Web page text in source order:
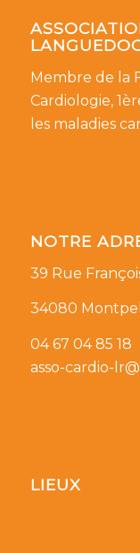
Membre de la
Cardiologie,
les maladies
NOTRE
39 Rue
34080
04 67 04 85 18
asso-cardio-
LIEUX